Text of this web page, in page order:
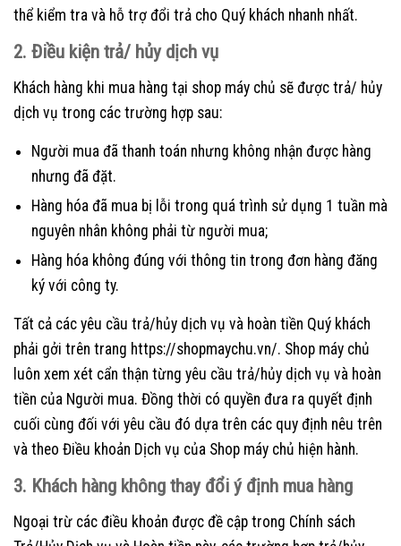
thể kiểm tra và hỗ trợ đổi trả cho Quý khách nhanh nhất.
2. Điều kiện trả/ hủy dịch vụ
Khách hàng khi mua hàng tại shop máy chủ sẽ được trả/ hủy
dịch vụ trong các trường hợp sau:
Người mua đã thanh toán nhưng không nhận được hàng
nhưng đã đặt.
Hàng hóa đã mua bị lỗi trong quá trình sử dụng 1 tuần mà
nguyên nhân không phải từ người mua;
Hàng hóa không đúng với thông tin trong đơn hàng đăng
ký với công ty.
Tất cả các yêu cầu trả/hủy dịch vụ và hoàn tiền Quý khách
phải gởi trên trang https://shopmaychu.vn/. Shop máy chủ
luôn xem xét cẩn thận từng yêu cầu trả/hủy dịch vụ và hoàn
tiền của Người mua. Đồng thời có quyền đưa ra quyết định
cuối cùng đối với yêu cầu đó dựa trên các quy định nêu trên
và theo Điều khoản Dịch vụ của Shop máy chủ hiện hành.
3. Khách hàng không thay đổi ý định mua hàng
Ngoại trừ các điều khoản được đề cập trong Chính sách